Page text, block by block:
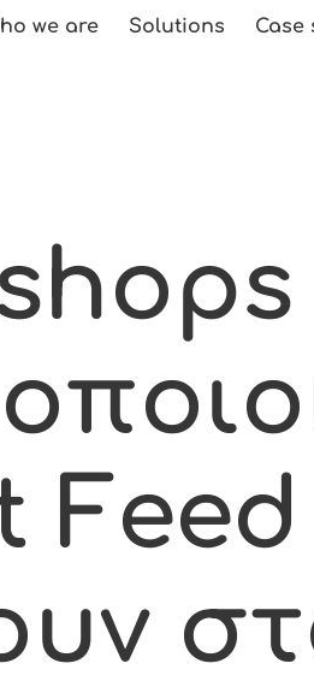
we are Solutions Case
Feed